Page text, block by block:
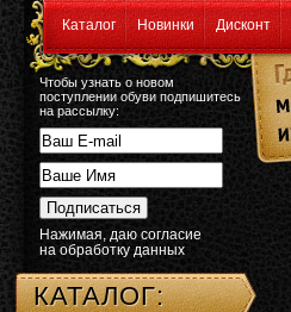
Каталог Новинки Дисконт
Чтобы узнать о новом
поступлении обуви подпишитесь
на рассылку:
Нажимая, даю согласие
на обработку данных
КАТАЛОГ: